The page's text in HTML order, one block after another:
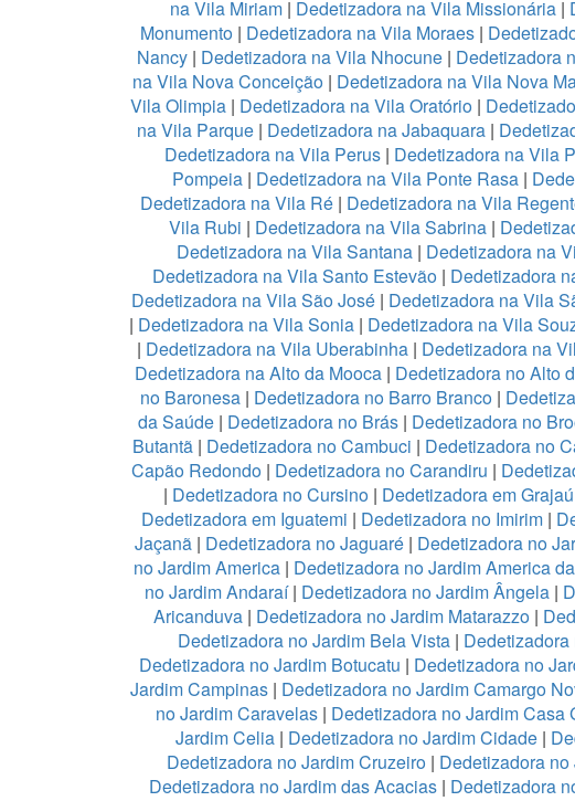
na Vila Miriam| Dedetizadora na Vila Missionária|
Monumento| Dedetizadora na Vila Moraes|
Nancy| Dedetizadora na Vila Nhocune| Dedetizadora
na Vila Nova Conceição | Dedetizadora na Vila Nova
Vila Olimpia | Dedetizadora na Vila Oratório |
na Vila Parque | Dedetizadora na Jabaquara |
Dedetizadora na Vila Perus| Dedetizadora na Vila
Pompeia| Dedetizadora na Vila Ponte Rasa|
Dedetizadora na Vila Ré | Dedetizadora na Vila
Vila Rubi | Dedetizadora na Vila Sabrina |
Dedetizadora na Vila Santana | Dedetizadora na
Dedetizadora na Vila Santo Estevão | Dedetizadora
Dedetizadora na Vila São José | Dedetizadora na Vila
| Dedetizadora na Vila Sonia | Dedetizadora na Vila
| Dedetizadora na Vila Uberabinha| Dedetizadora na
Dedetizadora na Alto da Mooca| Dedetizadora no Alto
no Baronesa| Dedetizadora no Barro Branco|
da Saúde| Dedetizadora no Brás| Dedetizadora no
Butantã | Dedetizadora no Cambuci | Dedetizadora no
Capão Redondo | Dedetizadora no Carandiru |
| Dedetizadora no Cursino| Dedetizadora em Grajaú
Dedetizadora em Iguatemi | Dedetizadora no Imirim |
Jaçanã | Dedetizadora no Jaguaré | Dedetizadora no
no Jardim America | Dedetizadora no Jardim America
no Jardim Andaraí| Dedetizadora no Jardim Ângela |
Aricanduva| Dedetizadora no Jardim Matarazzo|
Dedetizadora no Jardim Bela Vista|
Dedetizadora no Jardim Botucatu | Dedetizadora no
Jardim Campinas | Dedetizadora no Jardim Camargo
no Jardim Caravelas| Dedetizadora no Jardim Casa
Jardim Celia| Dedetizadora no Jardim Cidade|
Dedetizadora no Jardim Cruzeiro| Dedetizadora
Dedetizadora no Jardim das Acacias | Dedetizadora